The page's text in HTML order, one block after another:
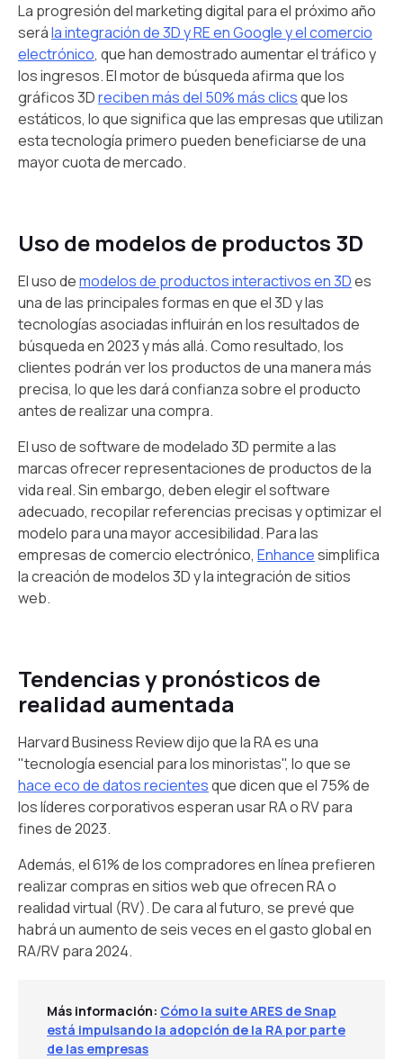
La progresión del marketing digital para el próximo año
serála integración de 3D y RE en Google y el comercio
electrónico, que han demostrado aumentar el tráfico y
los ingresos. El motor de búsqueda afirma que los
gráficos 3Dreciben más del 50% más clicsque los
estáticos, lo que significa que las empresas que utilizan
esta tecnología primero pueden beneficiarse de una
mayor cuota de mercado.
Uso de modelos de productos 3D
El uso demodelos de productos interactivos en 3Des
una de las principales formas en que el 3D y las
tecnologías asociadas influirán en los resultados de
búsqueda en 2023 y más allá. Como resultado, los
clientes podrán ver los productos de una manera más
precisa, lo que les dará confianza sobre el producto
antes de realizar una compra.
El uso de software de modelado 3D permite a las
marcas ofrecer representaciones de productos de la
vida real. Sin embargo, deben elegir el software
adecuado, recopilar referencias precisas y optimizar el
modelo para una mayor accesibilidad. Para las
empresas de comercio electrónico, Enhancesimplifica
la creación de modelos 3D y la integración de sitios
web.
Tendencias y pronósticos de
realidad aumentada
Harvard Business Review dijo que la RA es una
"tecnología esencial para los minoristas", lo que se
hace eco de datos recientesque dicen que el 75% de
los líderes corporativos esperan usar RA o RV para
fines de 2023.
Además, el 61% de los compradores en línea prefieren
realizar compras en sitios web que ofrecen RA o
realidad virtual (RV). De cara al futuro, se prevé que
habrá un aumento de seis veces en el gasto global en
RA/RV para 2024.
Más información: Cómo la suite ARES de Snap
está impulsando la adopción de la RA por parte
de las empresas